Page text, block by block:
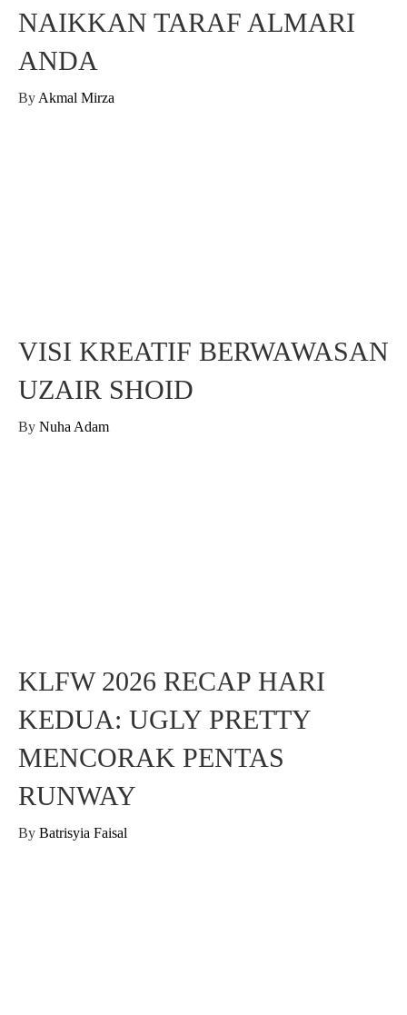
NAIKKAN TARAF ALMARI
ANDA
By Akmal Mirza
VISI KREATIF BERWAWASAN
UZAIR SHOID
By Nuha Adam
KLFW 2026 RECAP HARI
KEDUA: UGLY PRETTY
MENCORAK PENTAS
RUNWAY
By Batrisyia Faisal